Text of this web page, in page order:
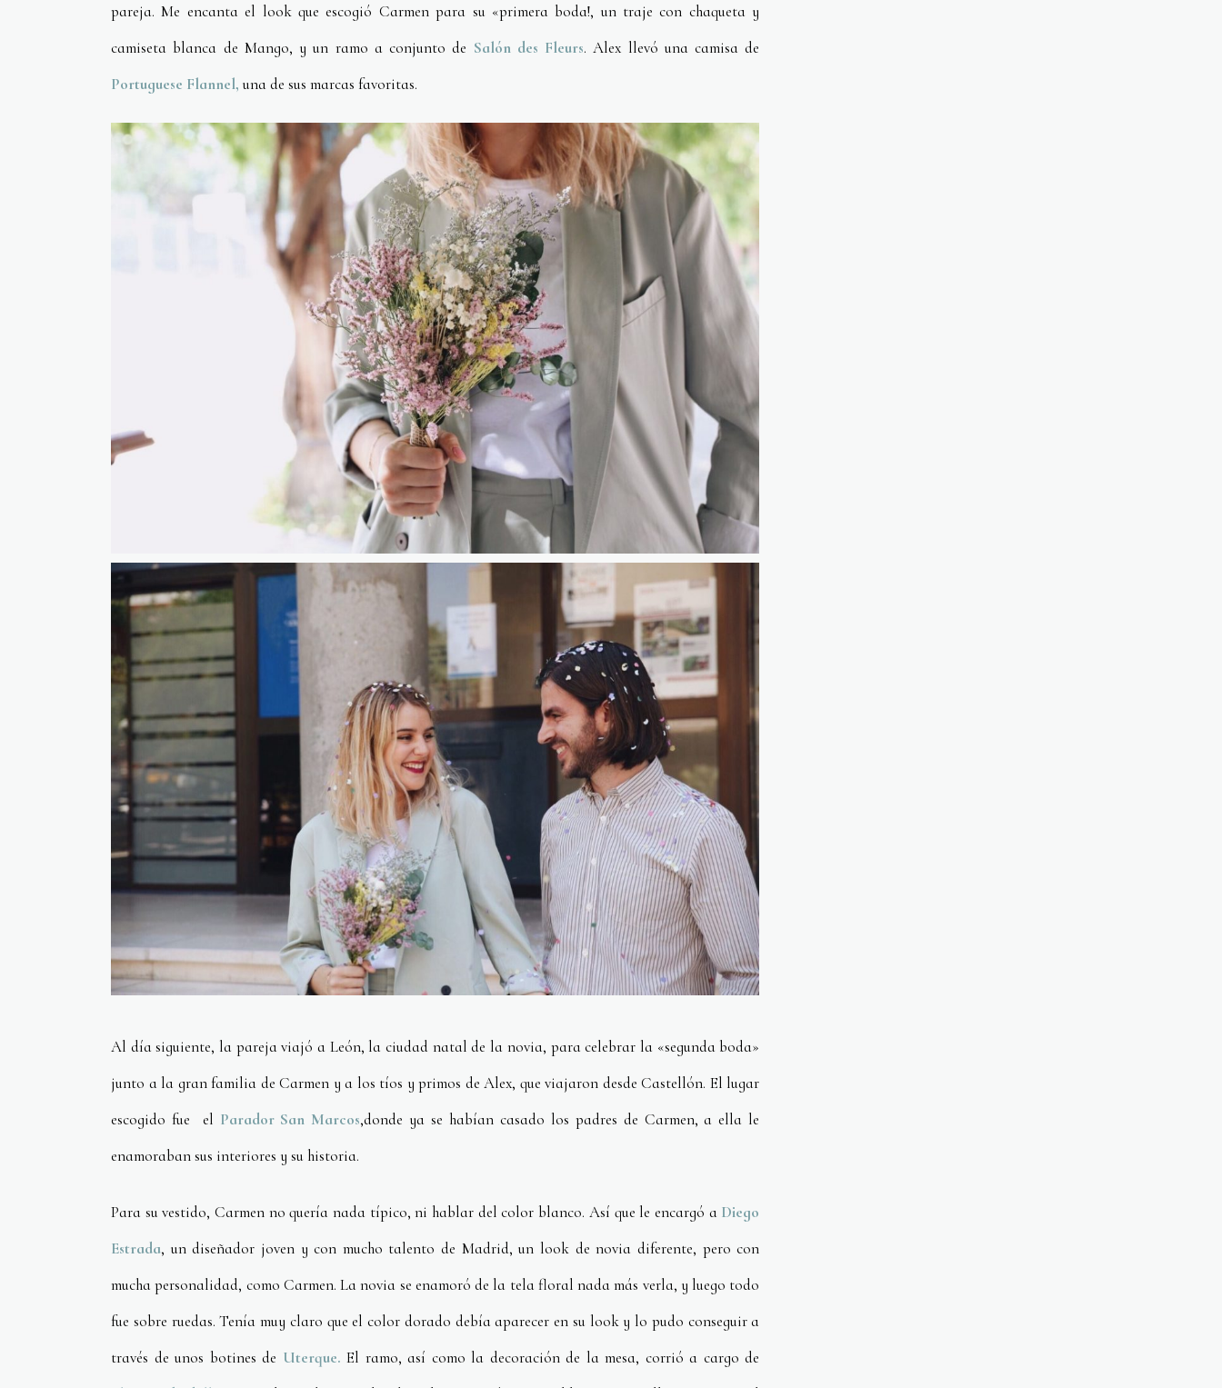
pareja. Me encanta el look que escogió Carmen para su «primera boda!, un traje con chaqueta y
camiseta blanca de Mango, y un ramo a conjunto de Salón des Fleurs. Alex llevó una camisa de
Portuguese Flannel, una de sus marcas favoritas.
Al día siguiente, la pareja viajó a León, la ciudad natal de la novia, para celebrar la «segunda boda»
junto a la gran familia de Carmen y a los tíos y primos de Alex, que viajaron desde Castellón. El lugar
escogido fue el Parador San Marcos,donde ya se habían casado los padres de Carmen, a ella le
enamoraban sus interiores y su historia.
Para su vestido, Carmen no quería nada típico, ni hablar del color blanco. Así que le encargó a Diego
Estrada, un diseñador joven y con mucho talento de Madrid, un look de novia diferente, pero con
mucha personalidad, como Carmen. La novia se enamoró de la tela floral nada más verla, y luego todo
fue sobre ruedas. Tenía muy claro que el color dorado debía aparecer en su look y lo pudo conseguir a
través de unos botines de Uterque.El ramo, así como la decoración de la mesa, corrió a cargo de